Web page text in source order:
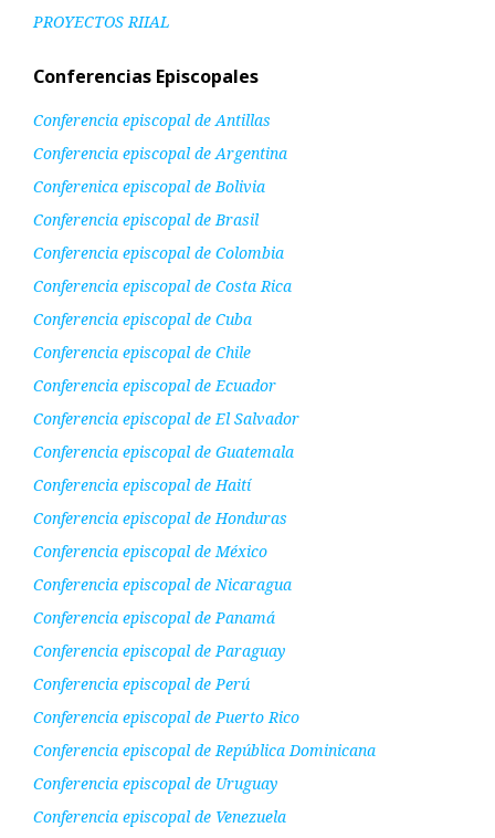
PROYECTOS RIIAL
Conferencias Episcopales
Conferencia episcopal de Antillas
Conferencia episcopal de Argentina
Conferenica episcopal de Bolivia
Conferencia episcopal de Brasil
Conferencia episcopal de Colombia
Conferencia episcopal de Costa Rica
Conferencia episcopal de Cuba
Conferencia episcopal de Chile
Conferencia episcopal de Ecuador
Conferencia episcopal de El Salvador
Conferencia episcopal de Guatemala
Conferencia episcopal de Haití
Conferencia episcopal de Honduras
Conferencia episcopal de México
Conferencia episcopal de Nicaragua
Conferencia episcopal de Panamá
Conferencia episcopal de Paraguay
Conferencia episcopal de Perú
Conferencia episcopal de Puerto Rico
Conferencia episcopal de República Dominicana
Conferencia episcopal de Uruguay
Conferencia episcopal de Venezuela